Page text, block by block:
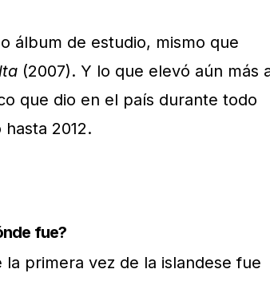
álbum de estudio, mismo que
(2007). Y lo que elevó aún más
que dio en el país durante todo
2012.
fue?
primera vez de la islandese fue